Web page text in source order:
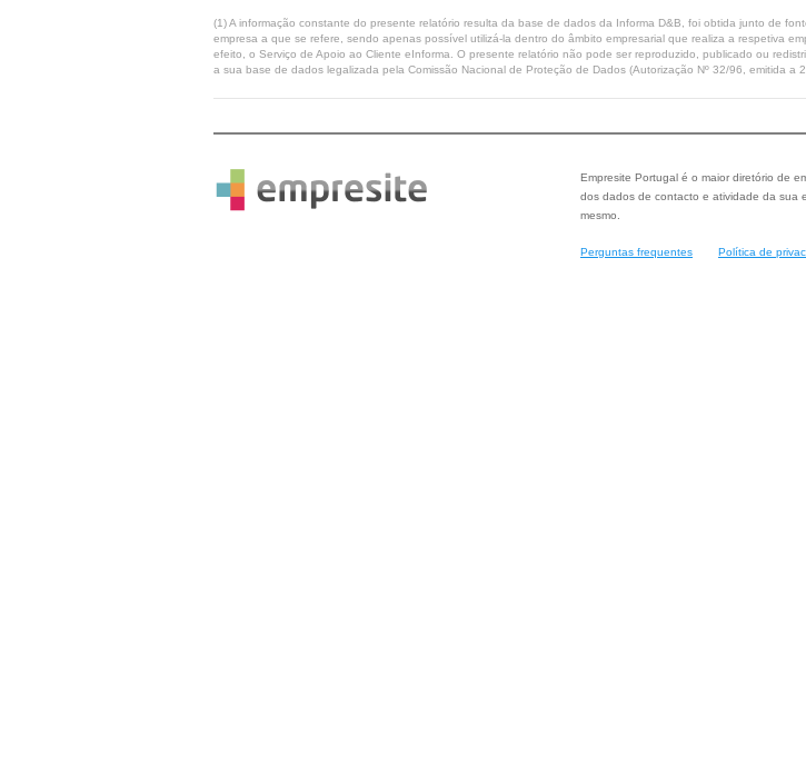
(1) A informação constante do presente relatório resulta da base de dados da Informa D&B, foi obtida junto de
empresa a que se refere, sendo apenas possível utilizá-la dentro do âmbito empresarial que realiza a respetiva
efeito, o Serviço de Apoio ao Cliente eInforma. O presente relatório não pode ser reproduzido, publicado ou
a sua base de dados legalizada pela Comissão Nacional de Proteção de Dados (Autorização Nº 32/96, emitida a
Empresite Portugal é o maior diretório de
dos dados de contacto e atividade da sua
mesmo.
Perguntas frequentes Política de